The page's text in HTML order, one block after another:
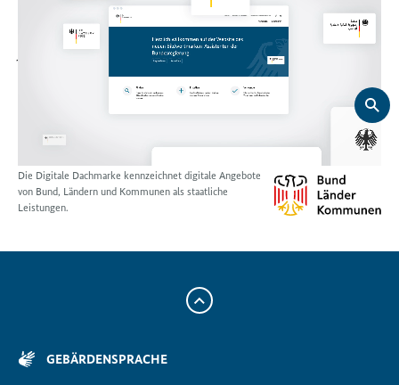
ACHTUNG: Zugang nur für Mitarbeiterinnen und Mitarbeiter
von Bundesbehörden. Externe Auftragnehmer von
Bundesbehörden wenden sich zum Erhalt der Daten an ihren
jeweiligen Auftraggeber.
Die Digitale Dachmarke kennzeichnet digitale Angebote
von Bund, Ländern und Kommunen als staatliche
Leistungen.
Zum
GEBÄRDENSPRACHE